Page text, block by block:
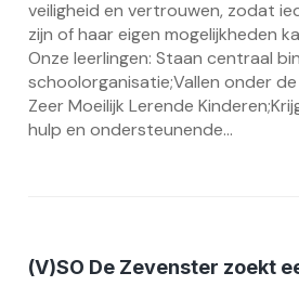
veiligheid en vertrouwen, zodat
zijn of haar eigen mogelijkheden
Onze leerlingen: Staan centraal
schoolorganisatie;Vallen onder
Zeer Moeilijk Lerende
hulp en ondersteunende...
(V)SO De Zevenster zoekt